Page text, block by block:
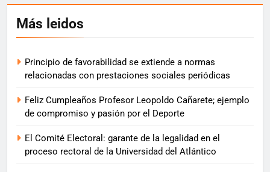
Más leidos
Principio de favorabilidad se extiende a normas
relacionadas con prestaciones sociales periódicas
Feliz Cumpleaños Profesor Leopoldo Cañarete; ejemplo
de compromiso y pasión por el Deporte
El Comité Electoral: garante de la legalidad en el
proceso rectoral de la Universidad del Atlántico